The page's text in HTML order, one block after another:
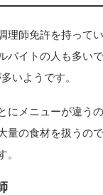
理師免許を持って
バイトの人も多い
いようです。
にメニューが違う
量の食材を扱うの
。